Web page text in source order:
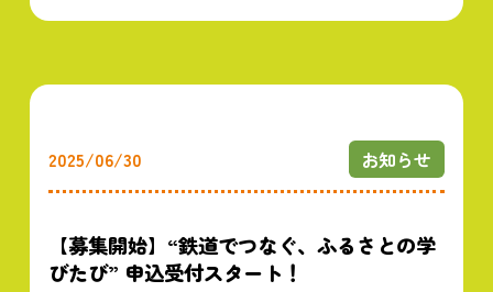
2025/06/30 お知らせ
【募集開始】“鉄道でつなぐ、ふるさとの学
びたび” 申込受付スタート！